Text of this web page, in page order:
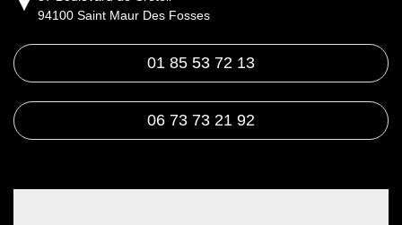
94100 Saint Maur Des Fosses
01 85 53 72 13
06 73 73 21 92